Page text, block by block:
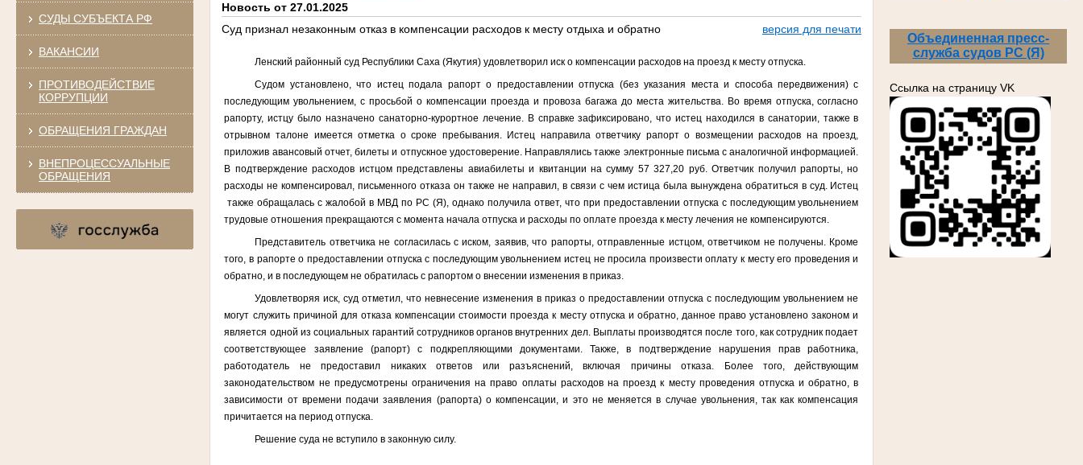
СУДЫ СУБЪЕКТА РФ
ВАКАНСИИ
ПРОТИВОДЕЙСТВИЕ
КОРРУПЦИИ
ОБРАЩЕНИЯ ГРАЖДАН
ВНЕПРОЦЕССУАЛЬНЫЕ
ОБРАЩЕНИЯ
Объединенная пресс-
служба судов РС (Я)
Ссылка на страницу VK
Новость от 27.01.2025
Суд признал незаконным отказ в компенсации расходов к месту отдыха и обратно
версия для печати
Ленский районный суд Республики Саха (Якутия) удовлетворил иск о компенсации расходов на проезд к месту отпуска.
Судом установлено, что истец подала рапорт о предоставлении отпуска (без указания места и способа передвижения) с
последующим увольнением, с просьбой о компенсации проезда и провоза багажа до места жительства. Во время отпуска, согласно
рапорту, истцу было назначено санаторно-курортное лечение. В справке зафиксировано, что истец находился в санатории, также в
отрывном талоне имеется отметка о сроке пребывания. Истец направила ответчику рапорт о возмещении расходов на проезд,
приложив авансовый отчет, билеты и отпускное удостоверение. Направлялись также электронные письма с аналогичной информацией.
В подтверждение расходов истцом представлены авиабилеты и квитанции на сумму 57 327,20 руб. Ответчик получил рапорты, но
расходы не компенсировал, письменного отказа он также не направил, в связи с чем истица была вынуждена обратиться в суд. Истец
также обращалась с жалобой в МВД по РС (Я), однако получила ответ, что при предоставлении отпуска с последующим увольнением
трудовые отношения прекращаются с момента начала отпуска и расходы по оплате проезда к месту лечения не компенсируются.
Представитель ответчика не согласилась с иском, заявив, что рапорты, отправленные истцом, ответчиком не получены. Кроме
того, в рапорте о предоставлении отпуска с последующим увольнением истец не просила произвести оплату к месту его проведенияи
обратно, и в последующем не обратилась с рапортом о внесении измененияв приказ
Удовлетворяя иск, суд отметил, чтоневнесениеизмененияв приказо предоставлении отпуска с последующим увольнением не
могут служить причиной для отказа компенсации стоимости проезда к месту отпуска и обратно, данное право установлено законом и
является одной из социальных гарантий сотрудников органов внутренних дел. Выплаты производятся после того, как сотрудник подает
соответствующее заявление (рапорт) с подкрепляющими документами. Также, в подтверждение нарушения прав работника,
работодатель не предоставил никаких ответов или разъяснений, включая причины отказа. Более того, действующим
законодательством не предусмотрены ограничения на право оплаты расходов на проезд к месту проведения отпуска и обратно, в
зависимости от времени подачи заявления (рапорта) о компенсации, и это не меняется в случае увольнения, так как компенсация
причитается на период отпуска.
Решение суда не вступило в законную силу.